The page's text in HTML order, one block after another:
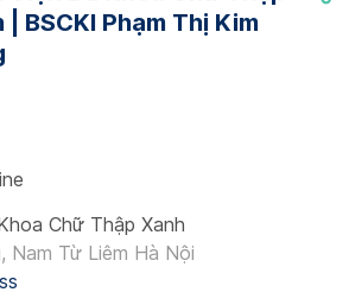
| BSCKI Phạm Thị Kim
Chữ Thập Xanh
Nam Từ Liêm Hà Nội